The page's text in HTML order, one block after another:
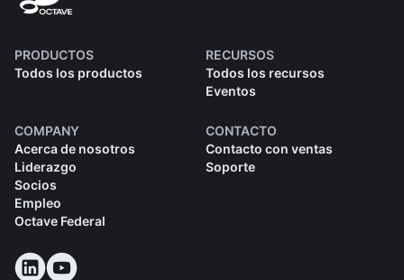
PRODUCTOS
Todos los productos
RECURSOS
Todos los recursos
Eventos
COMPANY
Acerca de nosotros
Liderazgo
Socios
Empleo
Octave Federal
CONTACTO
Contacto con ventas
Soporte